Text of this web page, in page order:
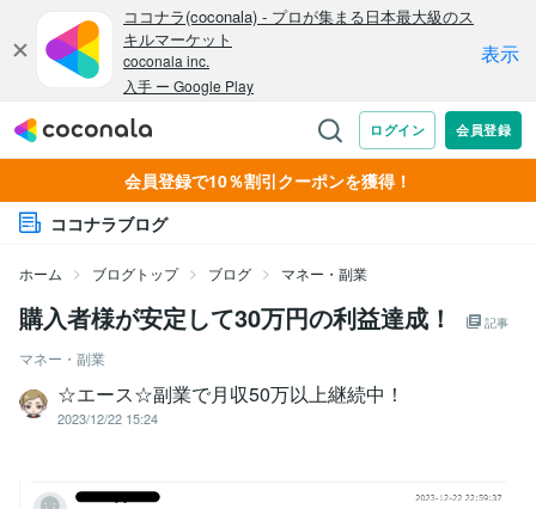
会員登録で10％割引クーポンを獲得！
ココナラブログ
ホーム ブログトップ ブログ マネー・副業
購入者様が安定して30万円の利益達成！ 記事
マネー・副業
☆エース☆副業で月収50万以上継続中！
2023/12/22 15:24